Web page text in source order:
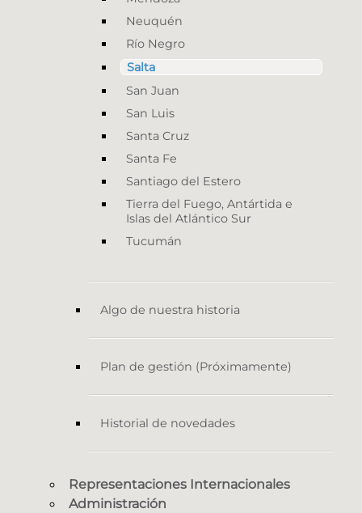
Neuquén
Río Negro
Salta
San Juan
San Luis
Santa Cruz
Santa Fe
Santiago del Estero
Tierra del Fuego, Antártida e
Islas del Atlántico Sur
Tucumán
Algo de nuestra historia
Plan de gestión (Próximamente)
Historial de novedades
Representaciones Internacionales
Administración